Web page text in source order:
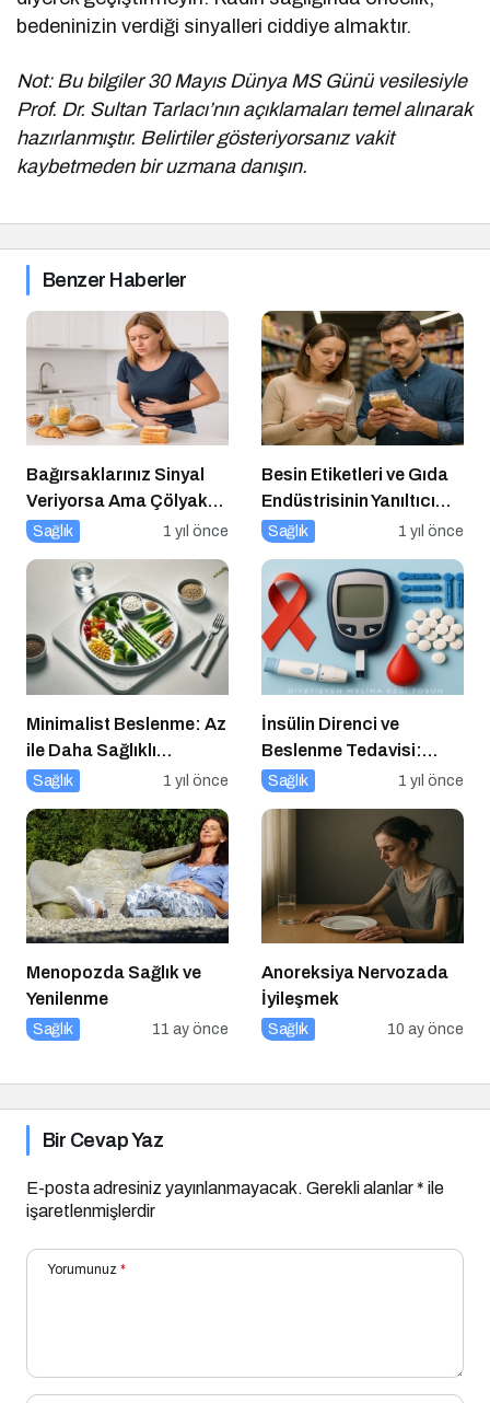
bedeninizin verdiği sinyalleri ciddiye almaktır.
Not: Bu bilgiler 30 Mayıs Dünya MS Günü vesilesiyle
Prof. Dr. Sultan Tarlacı’nın açıklamaları temel alınarak
hazırlanmıştır. Belirtiler gösteriyorsanız vakit
kaybetmeden bir uzmana danışın.
Benzer Haberler
Bağırsaklarınız Sinyal
Veriyorsa Ama Çölyak
Değilseniz
Sağlık 1 yıl önce
Besin Etiketleri ve Gıda
Endüstrisinin Yanıltıcı
Stratejileri
Sağlık 1 yıl önce
Minimalist Beslenme: Az
ile Daha Sağlıklı
Yaşamak
Sağlık 1 yıl önce
İnsülin Direnci ve
Beslenme Tedavisi:
Düşük Glisemik İndeksli
Sağlık 1 yıl önce
Menopozda Sağlık ve
Yenilenme
Sağlık 11 ay önce
Anoreksiya Nervozada
İyileşmek
Sağlık 10 ay önce
Bir Cevap Yaz
E-posta adresiniz yayınlanmayacak. Gerekli alanlar* ile
işaretlenmişlerdir
Yorumunuz *